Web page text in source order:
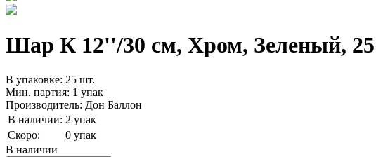
Шар К 12''/30 см, Хром, Зеленый,
В упаковке: 25 шт.
Мин. партия: 1 упак
Производитель: Дон Баллон
В наличии: 2 упак
Скоро:
0 упак
В наличии